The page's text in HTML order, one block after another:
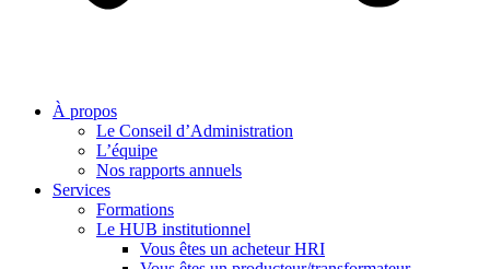
À propos
Le Conseil d’Administration
L’équipe
Nos rapports annuels
Services
Formations
Le HUB institutionnel
Vous êtes un acheteur HRI